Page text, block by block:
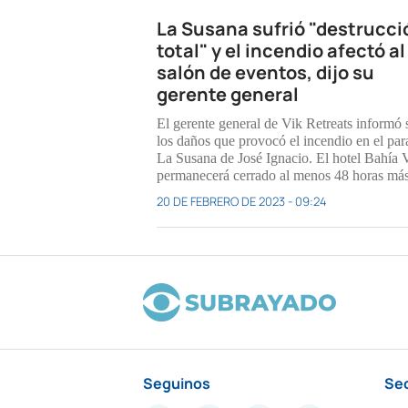
La Susana sufrió
total" y el incendio afectó al
salón de eventos, dijo su
gerente general
El gerente general de Vik Retreats informó
los daños que provocó el incendio en el
La Susana de José Ignacio. El hotel Bahía
permanecerá cerrado al menos 48 horas
20 DE FEBRERO DE 2023 - 09:24
Seguinos